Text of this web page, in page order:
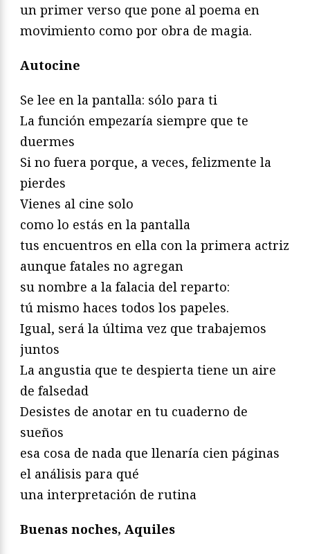
un primer verso que pone al poema en
movimiento como por obra de magia.
Autocine
Se lee en la pantalla: sólo para ti
La función empezaría siempre que te
duermes
Si no fuera porque, a veces, felizmente la
pierdes
Vienes al cine solo
como lo estás en la pantalla
tus encuentros en ella con la primera actriz
aunque fatales no agregan
su nombre a la falacia del reparto:
tú mismo haces todos los papeles.
Igual, será la última vez que trabajemos
juntos
La angustia que te despierta tiene un aire
de falsedad
Desistes de anotar en tu cuaderno de
sueños
esa cosa de nada que llenaría cien páginas
el análisis para qué
una interpretación de rutina
Buenas noches, Aquiles